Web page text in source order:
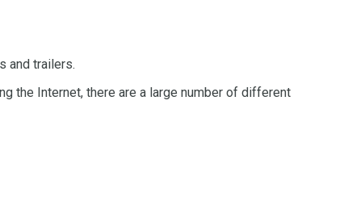
and trailers.
the Internet, there are a large number of different